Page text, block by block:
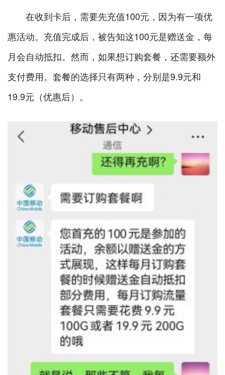
在收到卡后，需要先充值100元，因为有一项优
惠活动。充值完成后，被告知这100元是赠送金，每
月会自动抵扣。然而，如果想订购套餐，还需要额外
支付费用。套餐的选择只有两种，分别是9.9元和
19.9元（优惠后）。